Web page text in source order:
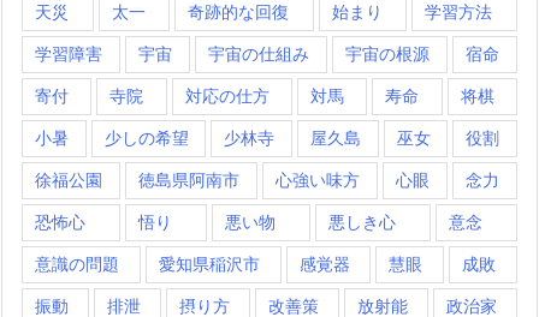
天災 太一 奇跡的な回復 始まり 学習方法
学習障害 宇宙 宇宙の仕組み 宇宙の根源 宿命
寄付 寺院 対応の仕方 対馬 寿命 将棋
小暑 少しの希望 少林寺 屋久島 巫女 役割
徐福公園 徳島県阿南市 心強い味方 心眼 念力
恐怖心 悟り 悪い物 悪しき心 意念
意識の問題 愛知県稲沢市 感覚器 慧眼 成敗
振動 排泄 摂り方 改善策 放射能 政治家